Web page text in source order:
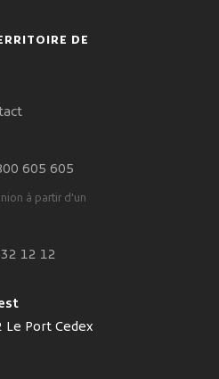
DE
605 605
à partir d'un
12 12
Le Port Cedex